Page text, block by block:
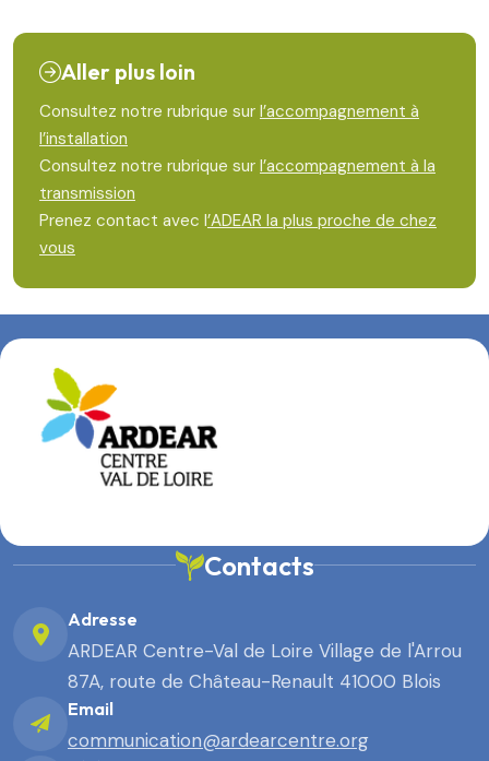
Aller plus loin
Consultez notre rubrique sur l’accompagnement à
l’installation
Consultez notre rubrique sur l’accompagnement à la
transmission
Prenez contact avec l’ADEAR la plus proche de chez
vous
Contacts
Adresse
ARDEAR Centre-Val de Loire Village de l'Arrou
87A, route de Château-Renault 41000 Blois
Email
communication@ardearcentre.org